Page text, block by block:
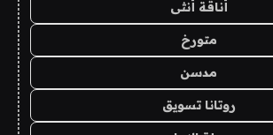
أناقة أنثى
متورخ
مدسن
روتانا تسويق